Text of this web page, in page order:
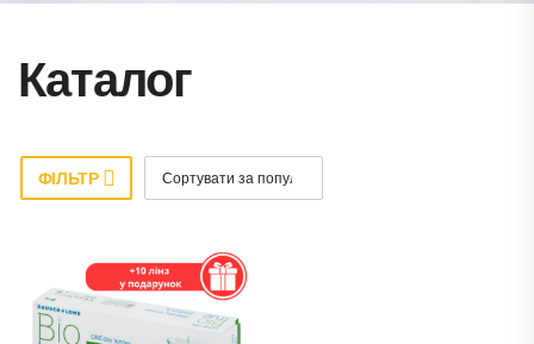
Каталог
ФІЛЬТР